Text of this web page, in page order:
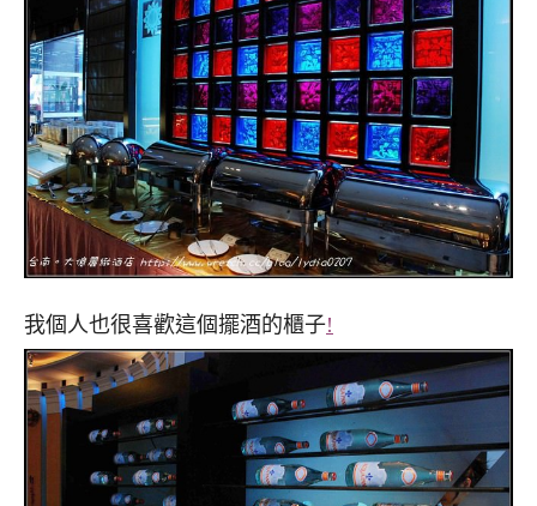
我個人也很喜歡這個擺酒的櫃子!